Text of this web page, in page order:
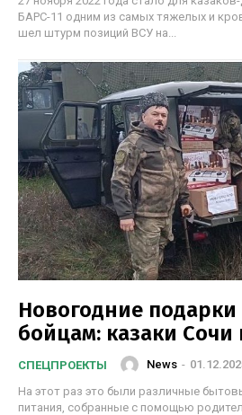
БАРС-11 одним из самых тяжелых и
шел штурм позиций ВСУ на...
Новогодние
бойцам: казаки Сочи
СПЕЦПРОЕКТЫ News -
На этот раз это были различные
питания, собранные с помощью